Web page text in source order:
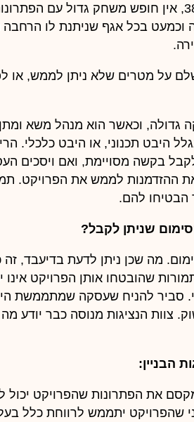
- בהיבט התכנוני של פרויקט תמ"א 38, אין חופש משחק
וכמעט בכל אגף שניתנת לו הרחבה
על מטרים שלא ניתן לממש, או
גדולה, וכאשר הוא מנהל משא
היבט תכנוני, או היבט כלכלי.
בקשה מסויימת, ואם ויסכים
את ההזדמנות לממש את הפרויקט.
הבטיחו להם.
שניתן לקבל?
מה שכן ניתן לדעת בדיעבד,
שהובטחו אותן הפרויקט
סביר להניח שעסקה שמתממשת
צוות הנציגות מנוסה כבר יודע
הבניין:
את הפתרונות שהפרויקט יכול
שהפרויקט יתממש לרווחת כלל